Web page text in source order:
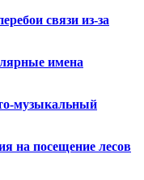
связи из-за
имена
музыкальный
на посещение лесов